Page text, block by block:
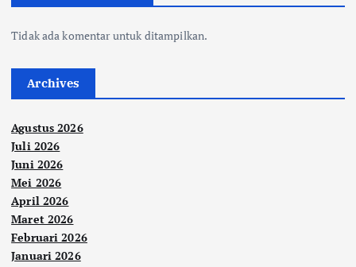
Tidak ada komentar untuk ditampilkan.
Archives
Agustus 2026
Juli 2026
Juni 2026
Mei 2026
April 2026
Maret 2026
Februari 2026
Januari 2026